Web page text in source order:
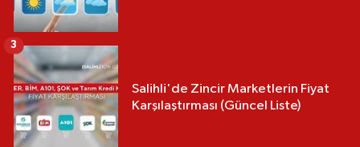
Salihli'de Zincir Marketlerin Fiyat
Karşılaştırması (Güncel Liste)
3